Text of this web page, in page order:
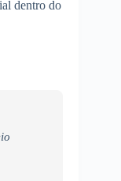
dentro do